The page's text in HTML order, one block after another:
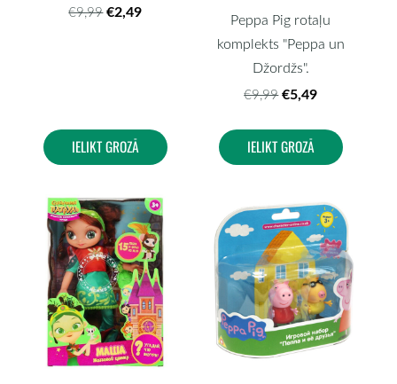
€9,99 €2,49
IELIKT GROZĀ
Peppa Pig rotaļu
komplekts "Peppa un
Džordžs".
€9,99 €5,49
IELIKT GROZĀ